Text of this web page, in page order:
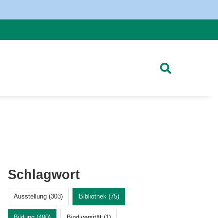
Schlagwort
Ausstellung (303) Bibliothek (75)